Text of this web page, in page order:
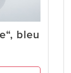
bleu